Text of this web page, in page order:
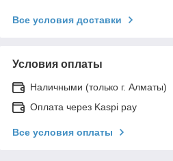
Все условия доставки
Условия оплаты
Наличными (только г. Алматы)
Оплата через Kaspi pay
Все условия оплаты